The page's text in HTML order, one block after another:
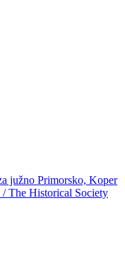
južno Primorsko, Koper
/ The Historical Society